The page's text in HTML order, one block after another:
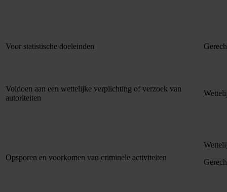
Voor statistische doeleinden
Voldoen aan een wettelijke verplichting of verzoek van
autoriteiten
Opsporen en voorkomen van criminele activiteiten